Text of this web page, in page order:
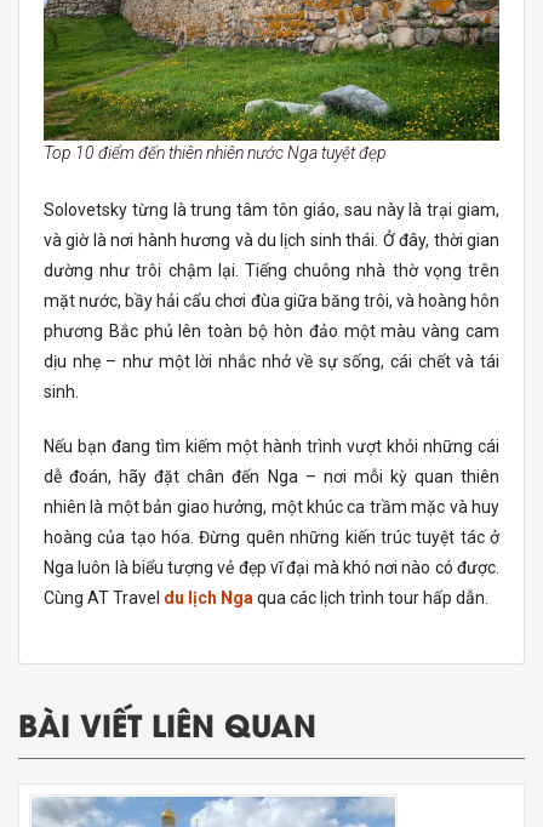
Top 10 điểm đến thiên nhiên nước Nga tuyệt đẹp
Solovetsky từng là trung tâm tôn giáo, sau này là trại giam,
và giờ là nơi hành hương và du lịch sinh thái. Ở đây, thời gian
dường như trôi chậm lại. Tiếng chuông nhà thờ vọng trên
mặt nước, bầy hải cẩu chơi đùa giữa băng trôi, và hoàng hôn
phương Bắc phủ lên toàn bộ hòn đảo một màu vàng cam
dịu nhẹ – như một lời nhắc nhở về sự sống, cái chết và tái
sinh.
Nếu bạn đang tìm kiếm một hành trình vượt khỏi những cái
dễ đoán, hãy đặt chân đến Nga – nơi mỗi kỳ quan thiên
nhiên là một bản giao hưởng, một khúc ca trầm mặc và huy
hoàng của tạo hóa. Đừng quên những kiến trúc tuyệt tác ở
Nga luôn là biểu tượng vẻ đẹp vĩ đại mà khó nơi nào có được.
Cùng AT Travel du lịch Nga qua các lịch trình tour hấp dẫn.
BÀI VIẾT LIÊN QUAN